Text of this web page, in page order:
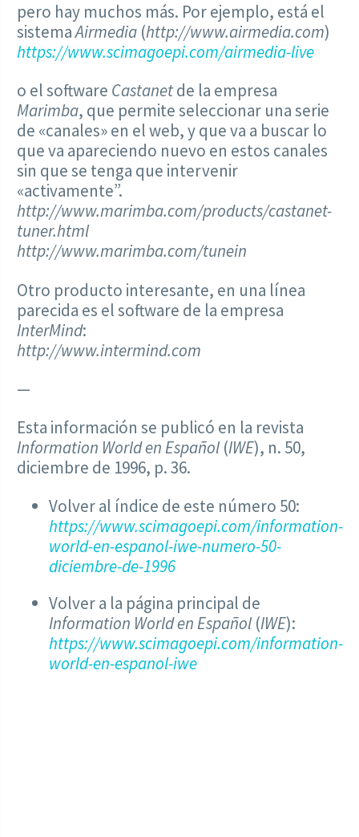
pero hay muchos más. Por ejemplo, está el
sistemaAirmedia (http://www.airmedia.com)
https://www.scimagoepi.com/airmedia-live
o el software Castanetde la empresa
Marimba, que permite seleccionar una serie
de «canales» en el web, y que va a buscar lo
que va apareciendo nuevo en estos canales
sin que se tenga que intervenir
«activamente”.
http://www.marimba.com/products/castanet-
tuner.html
http://www.marimba.com/tunein
Otro producto interesante, en una línea
parecida es el software de la empresa
InterMind:
http://www.intermind.com
—
Esta información se publicó en la revista
Information World en Español (IWE), n. 50,
diciembre de 1996, p. 36.
Volver al índice de este número 50:
https://www.scimagoepi.com/information-
world-en-espanol-iwe-numero-50-
diciembre-de-1996
Volver a la página principal de
Information World en Español (IWE):
https://www.scimagoepi.com/information-
world-en-espanol-iwe